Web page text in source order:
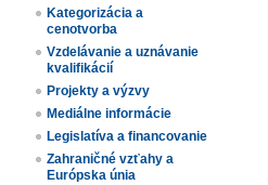
Kategorizácia a
cenotvorba
Vzdelávanie a uznávanie
kvalifikácií
Projekty a výzvy
Mediálne informácie
Legislatíva a financovanie
Zahraničné vzťahy a
Európska únia